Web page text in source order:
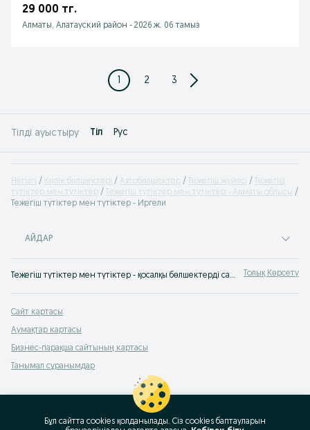
29 000 тг.
Алматы, Алатауский район - 2026 ж. 06 тамыз
1 2 3
Тілді ауыстыру Tіл Рус
Негізгі Көлік бөлшектері Автобөлшектер Тежегіш жүйесі
Тежегіш
түтіктер мен түтіктер
Тежегіш түтіктер мен түтіктер - Алматы облысы
Тежегіш түтіктер мен түтіктер - Иргели
АЙДАР
Тежегіш түтіктер мен түтіктер - қосалқы бөлшектерді сату Иргели ✔️ Жаңа және қосалқы бөлшектерді сатып алу - Тежегіш түтіктер мен түтіктер тиімді бағамен ➤ OLX.kz! Толық Көрсету
Сайт картасы
Аумақтар картасы
Бизнес-парақша сайтының картасы
Танымал сұранымдар
Бұл сайтта cookies қолданылады. Сіз cookies баптауларын